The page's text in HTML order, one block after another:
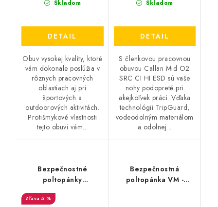
Skladom
DETAIL
Obuv vysokej kvality, ktoré
vám dokonale poslúžia v
rôznych pracovných
oblastiach aj pri
športových a
outdoorových aktivitách.
Protišmykové vlastnosti
tejto obuvi vám...
Skladom
DETAIL
S členkovou pracovnou
obuvou Callan Mid O2
SRC CI HI ESD sú vaše
nohy podopreté pri
akejkoľvek práci. Vďaka
technológii TripGuard,
vodeodolným materiálom
a odolnej...
Bezpečnostné
poltopánky
BIRKENSTOCK -
Birkenstock QS 500 NL
5 %
Bezpečnostná
poltopánka VM -